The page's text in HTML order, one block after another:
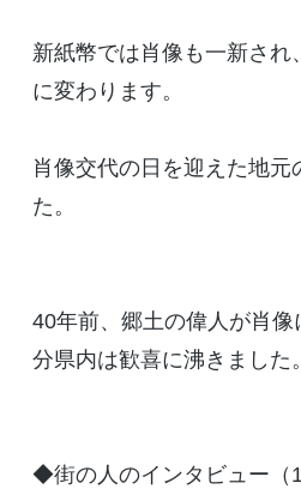
新紙幣では肖像も一新され
に変わります。
肖像交代の日を迎えた地元
た。
40年前、郷土の偉人が肖
分県内は歓喜に沸きました。
◆街の人のインタビュー（